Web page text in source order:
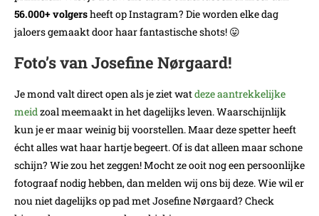
56.000+ volgersheeft op Instagram? Die worden elke dag
jaloers gemaakt door haar fantastische shots! 😛
Foto’s van Josefine Nørgaard!
Je mond valt direct open als je ziet watdeze aantrekkelijke
meidzoal meemaakt in het dagelijks leven. Waarschijnlijk
kun je er maar weinig bij voorstellen. Maar deze spetter heeft
écht alles wat haar hartje begeert. Of is dat alleen maar schone
schijn? Wie zou het zeggen! Mocht ze ooit nog een persoonlijke
fotograaf nodig hebben, dan melden wij ons bij deze. Wie wil er
nou niet dagelijks op pad met Josefine Nørgaard? Check